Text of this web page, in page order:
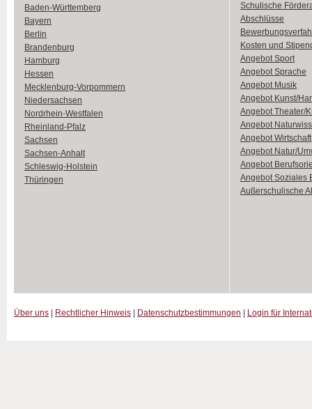
Baden-Württemberg
Bayern
Berlin
Brandenburg
Hamburg
Hessen
Mecklenburg-Vorpommern
Niedersachsen
Nordrhein-Westfalen
Rheinland-Pfalz
Sachsen
Sachsen-Anhalt
Schleswig-Holstein
Thüringen
Schulische
Abschlüsse
Kosten und
Angebot Sport
Angebot Sprache
Angebot Musik
Angebot Kunst/
Angebot Theater/
Angebot
Angebot Wirtschaft
Angebot Natur/
Angebot
Angebot Soziales
Außerschulische
Über uns Rechtlicher Hinweis Datenschutzbestimmungen Login für